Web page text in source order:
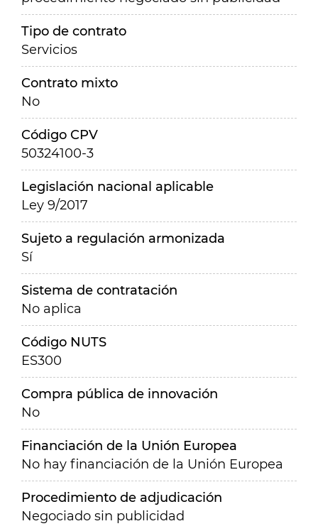
Tipo de contrato
Servicios
Contrato mixto
No
Código CPV
50324100-3
Legislación nacional aplicable
Ley 9/2017
Sujeto a regulación armonizada
Sí
Sistema de contratación
No aplica
Código NUTS
ES300
Compra pública de innovación
No
Financiación de la Unión Europea
No hay financiación de la Unión Europea
Procedimiento de adjudicación
Negociado sin publicidad